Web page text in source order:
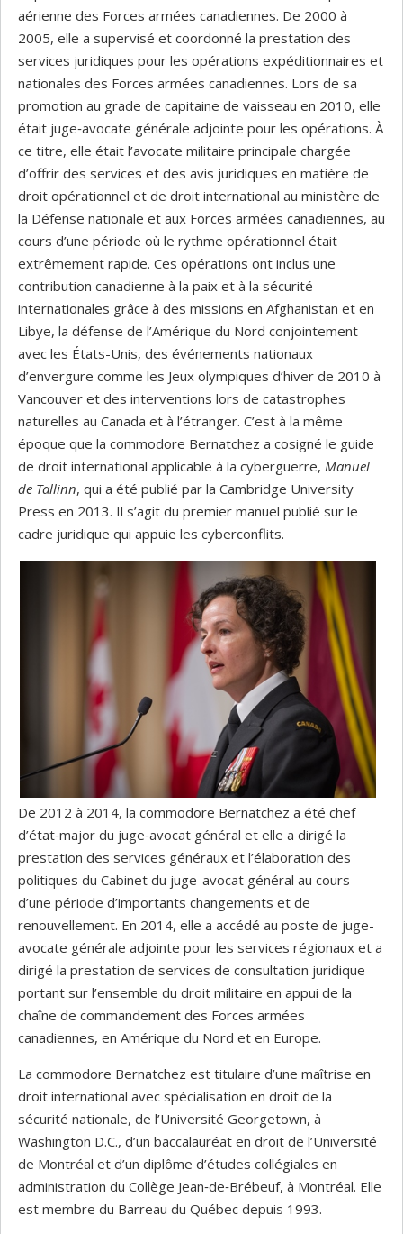
aérienne des Forces armées canadiennes. De 2000 à
2005, elle a supervisé et coordonné la prestation des
services juridiques pour les opérations expéditionnaires et
nationales des Forces armées canadiennes. Lors de sa
promotion au grade de capitaine de vaisseau en 2010, elle
était juge‑avocate générale adjointe pour les opérations. À
ce titre, elle était l’avocate militaire principale chargée
d’offrir des services et des avis juridiques en matière de
droit opérationnel et de droit international au ministère de
la Défense nationale et aux Forces armées canadiennes, au
cours d’une période où le rythme opérationnel était
extrêmement rapide. Ces opérations ont inclus une
contribution canadienne à la paix et à la sécurité
internationales grâce à des missions en Afghanistan et en
Libye, la défense de l’Amérique du Nord conjointement
avec les États-Unis, des événements nationaux
d’envergure comme les Jeux olympiques d’hiver de 2010 à
Vancouver et des interventions lors de catastrophes
naturelles au Canada et à l’étranger. C’est à la même
époque que la commodore Bernatchez a cosigné le guide
de droit international applicable à la cyberguerre, Manuel
de Tallinn, qui a été publié par la Cambridge University
Press en 2013. Il s’agit du premier manuel publié sur le
cadre juridique qui appuie les cyberconflits.
De 2012 à 2014, la commodore Bernatchez a été chef
d’état‑major du juge‑avocat général et elle a dirigé la
prestation des services généraux et l’élaboration des
politiques du Cabinet du juge-avocat général au cours
d’une période d’importants changements et de
renouvellement. En 2014, elle a accédé au poste de juge-
avocate générale adjointe pour les services régionaux et a
dirigé la prestation de services de consultation juridique
portant sur l’ensemble du droit militaire en appui de la
chaîne de commandement des Forces armées
canadiennes, en Amérique du Nord et en Europe.
La commodore Bernatchez est titulaire d’une maîtrise en
droit international avec spécialisation en droit de la
sécurité nationale, de l’Université Georgetown, à
Washington D.C., d’un baccalauréat en droit de l’Université
de Montréal et d’un diplôme d’études collégiales en
administration du Collège Jean‑de‑Brébeuf, à Montréal. Elle
est membre du Barreau du Québec depuis 1993.